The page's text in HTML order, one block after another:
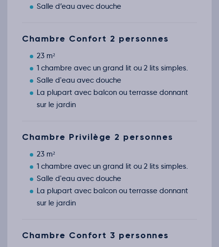
Salle d’eau avec douche
Chambre Confort 2 personnes
23 m²
1 chambre avec un grand lit ou 2 lits simples.
Salle d'eau avec douche
La plupart avec balcon ou terrasse donnant
sur le jardin
Chambre Privilège 2 personnes
23 m²
1 chambre avec un grand lit ou 2 lits simples.
Salle d'eau avec douche
La plupart avec balcon ou terrasse donnant
sur le jardin
Chambre Confort 3 personnes